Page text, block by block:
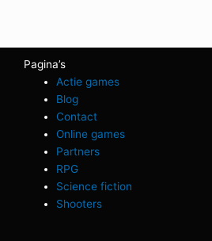
Pagina’s
Actie games
Blog
Contact
Online games
Partners
RPG
Science fiction
Shooters